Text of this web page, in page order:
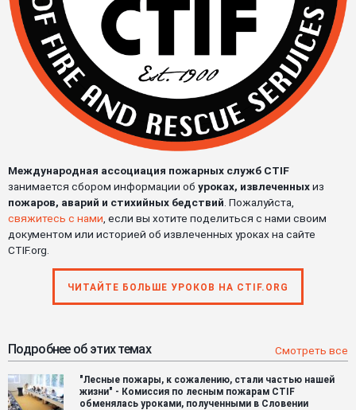
Международная ассоциация пожарных служб CTIF
занимается сбором информации об уроках, извлеченныхиз
пожаров, аварий и стихийных бедствий . Пожалуйста,
свяжитесь с нами , если вы хотите поделиться с нами своим
документом или историей об извлеченных уроках на сайте
CTIF.org.
ЧИТАЙТЕ БОЛЬШЕ УРОКОВ НА CTIF.ORG
Подробнее об этих темах Смотреть все
"Лесные пожары, к сожалению, стали частью нашей
жизни" - Комиссия по лесным пожарам CTIF
обменялась уроками, полученными в Словении